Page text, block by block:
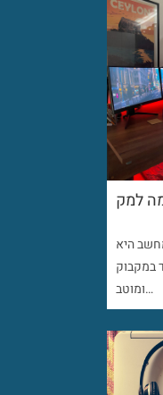
למק
היא
במקבוק
ומוטב…